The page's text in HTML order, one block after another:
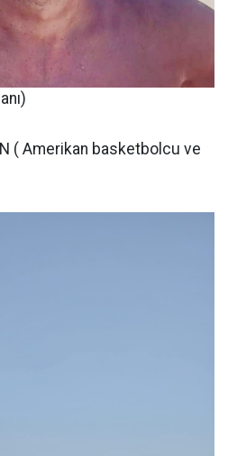
( Amerikan basketbolcu ve